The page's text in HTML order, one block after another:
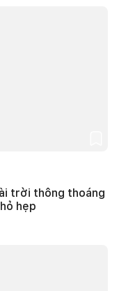
trời thông thoáng
hẹp